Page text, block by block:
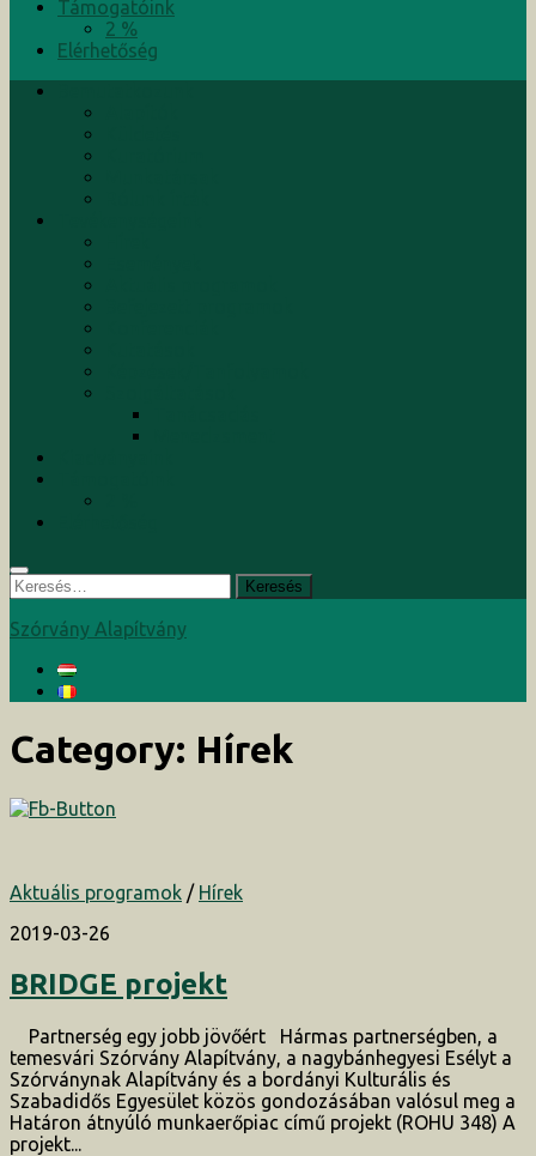
Támogatóink
2 %
Elérhetőség
Keresés:
Szórvány Alapítvány
Category: Hírek
Aktuális programok / Hírek
2019-03-26
BRIDGE projekt
Partnerség egy jobb jövőért Hármas partnerségben, a
temesvári Szórvány Alapítvány, a nagybánhegyesi Esélyt a
Szórványnak Alapítvány és a bordányi Kulturális és
Szabadidős Egyesület közös gondozásában valósul meg a
Határon átnyúló munkaerőpiac című projekt (ROHU 348) A
projekt...